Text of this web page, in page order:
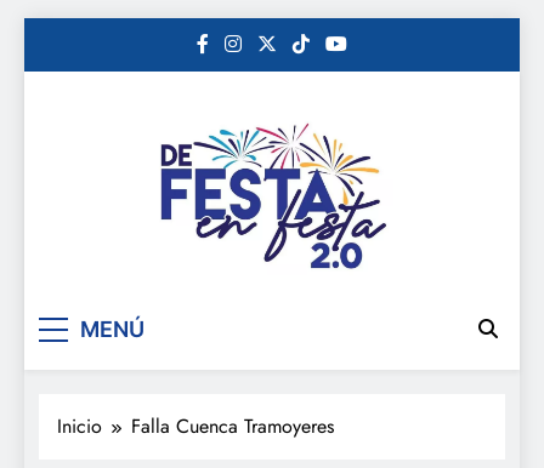
De festa en festa 2.0
MENÚ
Inicio Falla Cuenca Tramoyeres